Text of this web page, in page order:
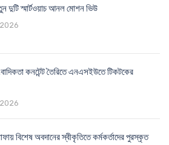
দুটি স্মার্টওয়াচ আনল মোশন ভিউ
কনটেন্ট তৈরিতে এনএসইউতে টিকটকের
বিশেষ অবদানের স্বীকৃতিতে কর্মকর্তাদের পুরস্কৃত